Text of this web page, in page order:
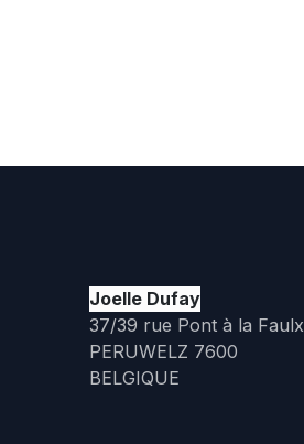
Joelle Dufay
37/39 rue Pont à la Faulx
PERUWELZ 7600
BELGIQUE